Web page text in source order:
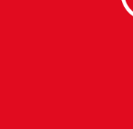
MR体験型研修プ
3D空間キャプチ